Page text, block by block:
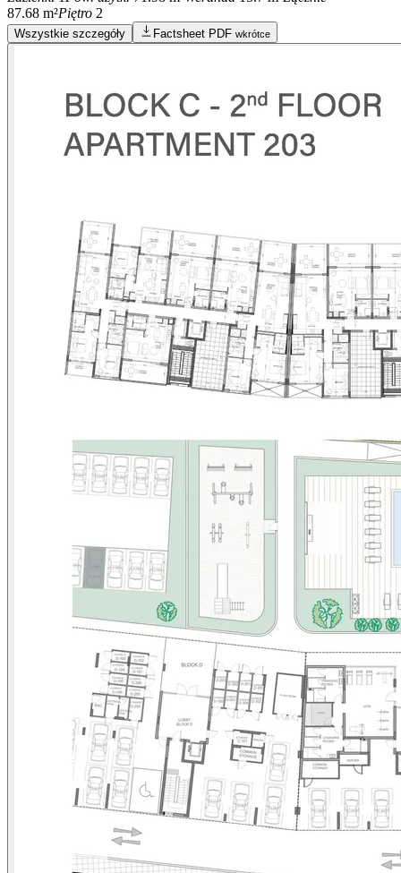
87.68 m²Piętro 2
Wszystkie szczegóły Factsheet PDF wkrótce